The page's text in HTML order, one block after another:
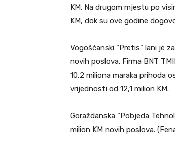
KM. Na drugom mjestu po
KM, dok su ove godine
Vogošćanski ”Pretis” lani je
novih poslova. Firma BNT
10,2 miliona maraka prihoda
vrijednosti od 12,1 milion KM.
Goraždanska ”Pobjeda
milion KM novih poslova.